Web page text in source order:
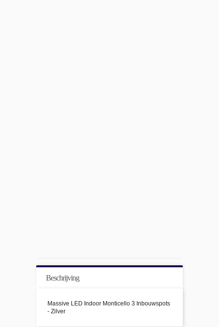
Beschrijving
Massive LED Indoor Monticello 3 Inbouwspots
- Zilver